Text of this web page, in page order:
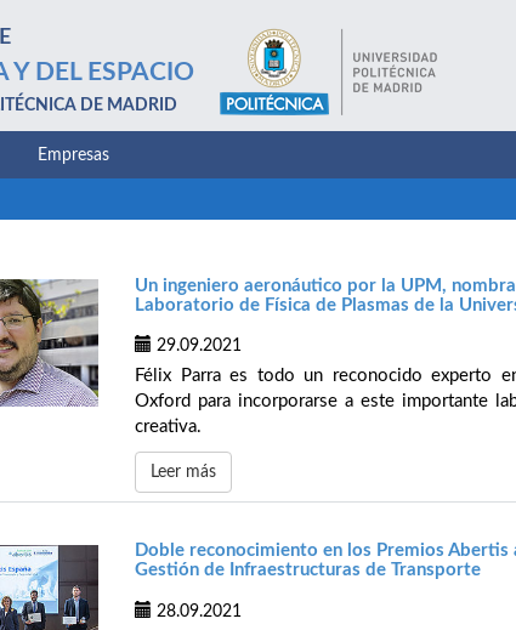
Y DEL ESPACIO
DE MADRID
Empresas
Un ingeniero aeronáutico por la UPM,
Laboratorio de Física de Plasmas de la
29.09.2021
Félix Parra es todo un reconocido experto
Oxford para incorporarse a este importante
creativa.
Leer más
Doble reconocimiento en los Premios Abertis
Gestión de Infraestructuras de Transporte
28.09.2021